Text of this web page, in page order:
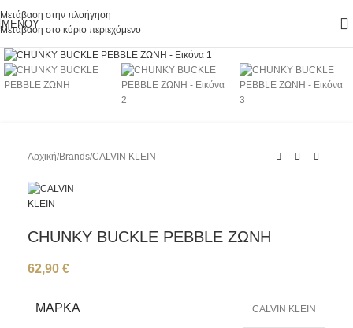
Μετάβαση στην πλοήγηση
Μετάβαση στο κύριο περιεχόμενο
ΜΕΝΟΎ
Κάντε κλικ για μεγέθυνση
Αρχική/Brands/CALVIN KLEIN
CHUNKY BUCKLE PEBBLE ΖΩΝΗ
62,90 €
ΜΆΡΚΑ CALVIN KLEIN